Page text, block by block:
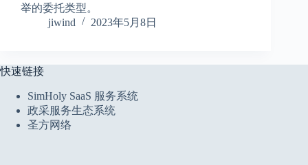
举的委托类型。
jiwind
2023年5月8日
快速链接
SimHoly SaaS 服务系统
政采服务生态系统
圣方网络